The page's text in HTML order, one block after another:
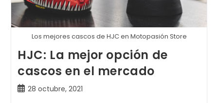
Los mejores cascos de HJC en Motopasión Store
HJC: La mejor opción de
cascos en el mercado
Publicación
28 octubre, 2021